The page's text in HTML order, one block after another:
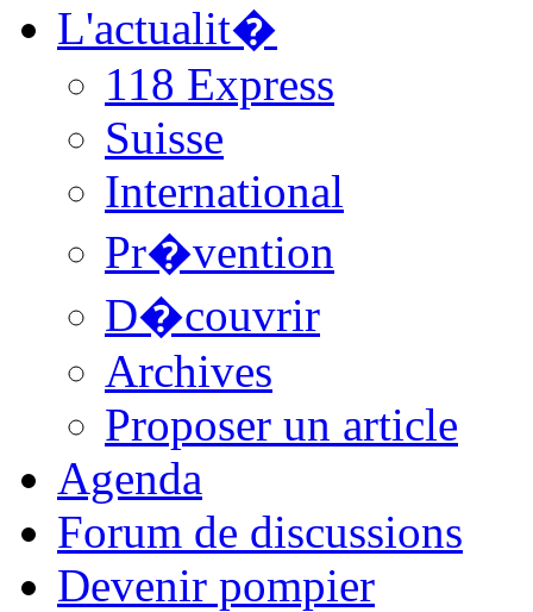
L'actualit�
118 Express
Suisse
International
Pr�vention
D�couvrir
Archives
Proposer un article
Agenda
Forum de discussions
Devenir pompier